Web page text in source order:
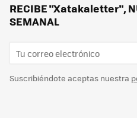
RECIBE "Xatakaletter",
SEMANAL
Suscribiéndote aceptas nuestra